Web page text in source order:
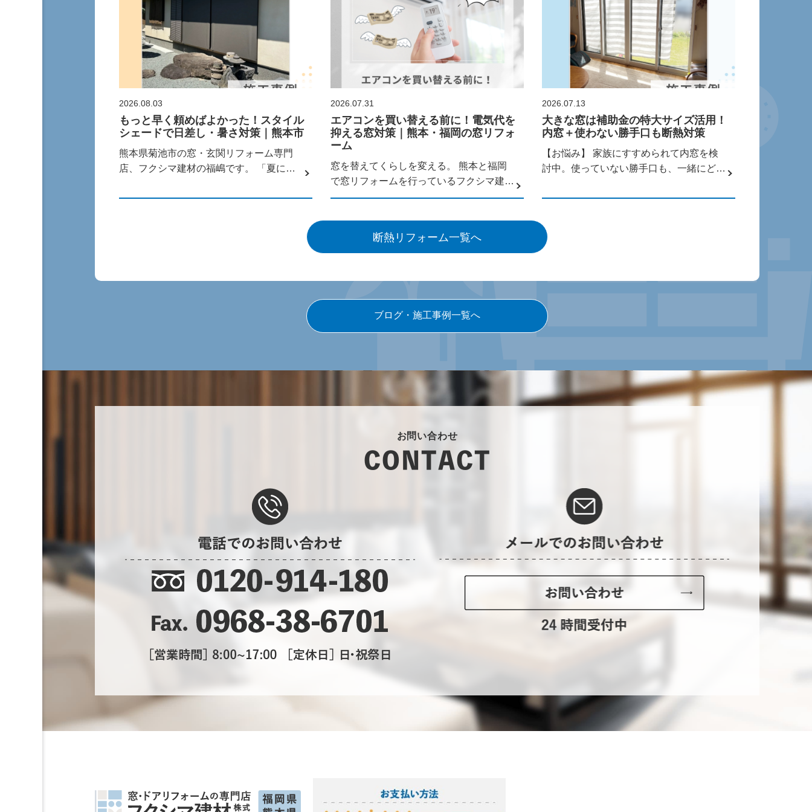
2026.08.03
もっと早く頼めばよかった！スタイル
シェードで日差し・暑さ対策｜熊本市
熊本県菊池市の窓・玄関リフォーム専門
店、フクシマ建材の福嶋です。 「夏にな
2026.07.31
エアコンを買い替える前に！電気代を
抑える窓対策｜熊本・福岡の窓リフォ
ーム
窓を替えてくらしを変える。 熊本と福岡
で窓リフォームを行っているフクシマ建材
の福...
2026.07.13
大きな窓は補助金の特大サイズ活用！
内窓＋使わない勝手口も断熱対策
【お悩み】 家族にすすめられて内窓を検
討中。使っていない勝手口も、一緒にどう
断熱リフォーム一覧へ
ブログ・施工事例一覧へ
お問い合わせ
CONTACT